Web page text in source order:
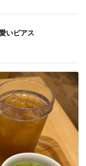
いピアス